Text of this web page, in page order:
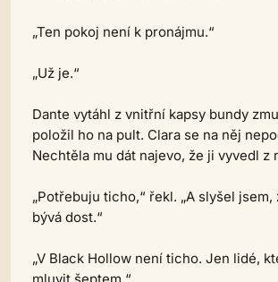
„Ten pokoj není k pronájmu.“
„Už je.“
Dante vytáhl z vnitřní kapsy bundy
položil ho na pult. Clara se na něj
Nechtěla mu dát najevo, že ji vyvedl z
„Potřebuju ticho,“ řekl. „A slyšel jsem,
bývá dost.“
„V Black Hollow není ticho. Jen lidé,